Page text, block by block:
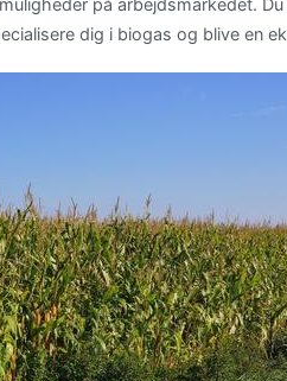
på arbejdsmarkedet.
dig i biogas og blive en